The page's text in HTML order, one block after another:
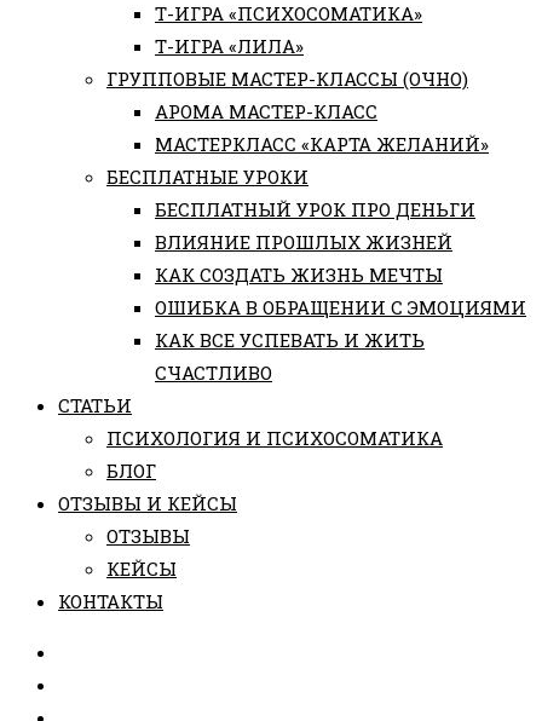
Т-ИГРА «ПСИХОСОМАТИКА»
Т-ИГРА «ЛИЛА»
ГРУППОВЫЕ МАСТЕР-КЛАССЫ (ОЧНО)
АРОМА МАСТЕР-КЛАСС
МАСТЕРКЛАСС «КАРТА ЖЕЛАНИЙ»
БЕСПЛАТНЫЕ УРОКИ
БЕСПЛАТНЫЙ УРОК ПРО ДЕНЬГИ
ВЛИЯНИЕ ПРОШЛЫХ ЖИЗНЕЙ
КАК СОЗДАТЬ ЖИЗНЬ МЕЧТЫ
ОШИБКА В ОБРАЩЕНИИ С ЭМОЦИЯМИ
КАК ВСЕ УСПЕВАТЬ И ЖИТЬ
СЧАСТЛИВО
СТАТЬИ
ПCИХОЛОГИЯ И ПСИХОСОМАТИКА
БЛОГ
ОТЗЫВЫ И КЕЙСЫ
ОТЗЫВЫ
КЕЙСЫ
КОНТАКТЫ